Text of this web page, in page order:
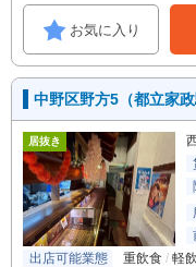
お気に入り
中野区野方5（都立家
居抜き
出店可能業態
重飲食 軽